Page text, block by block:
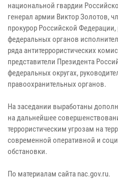
национальной гвардии
генерал армии Виктор Золотов,
прокурор Российской
федеральных органов
ряда антитеррористических
представители Президента
федеральных округах,
правоохранительных органов.
На заседании выработаны
на дальнейшее
террористическим угрозам на
современной оперативной и
обстановки.
По материалам сайта nac.gov.ru.